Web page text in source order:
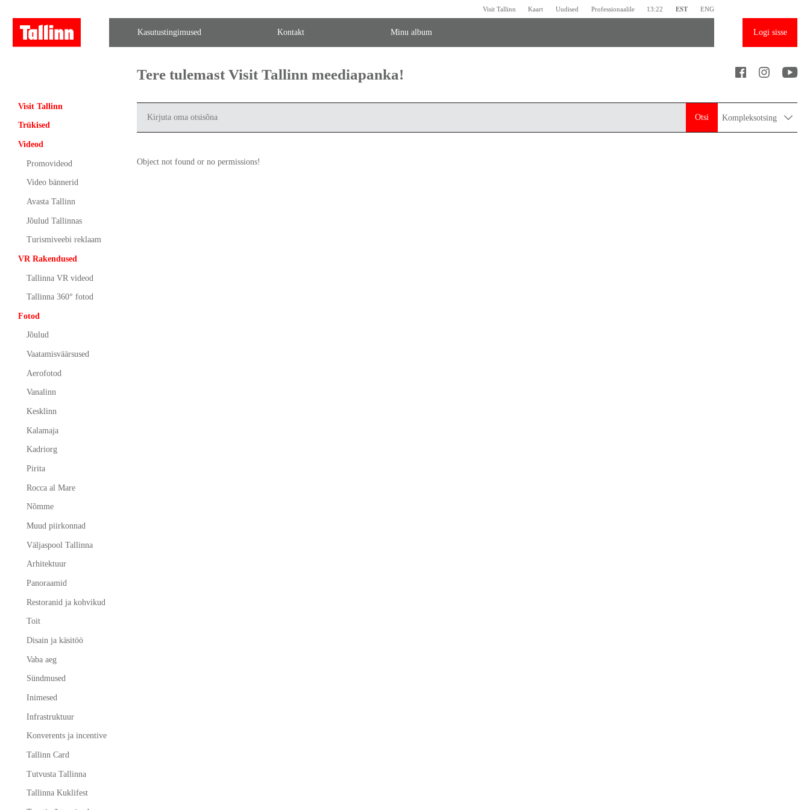
Visit Tallinn Kaart Uudised Professionaalile 13:22 EST ENG
Kasutustingimused Kontakt Minu album Logi sisse
Visit Tallinn
Trükised
Videod
Promovideod
Video bännerid
Avasta Tallinn
Jõulud Tallinnas
Turismiveebi reklaam
VR Rakendused
Tallinna VR videod
Tallinna 360° fotod
Fotod
Jõulud
Vaatamisväärsused
Aerofotod
Vanalinn
Kesklinn
Kalamaja
Kadriorg
Pirita
Rocca al Mare
Nõmme
Muud piirkonnad
Väljaspool Tallinna
Arhitektuur
Panoraamid
Restoranid ja kohvikud
Toit
Disain ja käsitöö
Vaba aeg
Sündmused
Inimesed
Infrastruktuur
Konverents ja incentive
Tallinn Card
Tutvusta Tallinna
Tallinna Kuklifest
Tere tulemast Visit Tallinn meediapanka!
Otsi Kompleksotsing
Object not found or no permissions!